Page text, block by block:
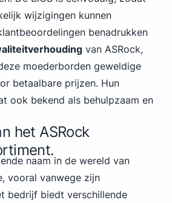
wijzigingen kunnen
benadrukken
van ASRock,
moederborden geweldige
betaalbare prijzen. Hun
ook bekend als behulpzaam en
het ASRock
naam in de wereld van
vooral vanwege zijn
bedrijf biedt verschillende